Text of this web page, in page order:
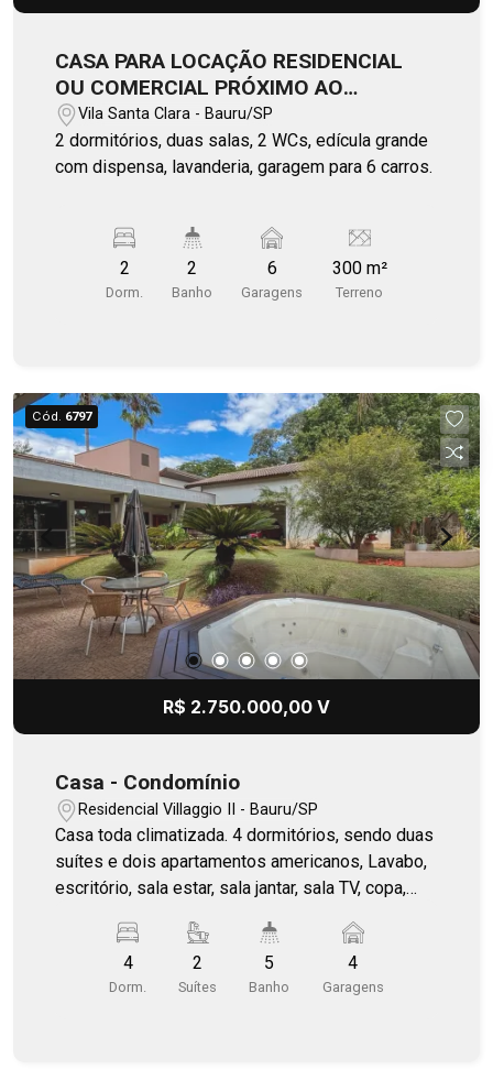
CASA PARA LOCAÇÃO RESIDENCIAL
OU COMERCIAL PRÓXIMO AO
SUPERMERCADO TAUSTE DA RIO
BRANCO
Vila Santa Clara - Bauru/SP
2 dormitórios, duas salas, 2 WCs, edícula grande
com dispensa, lavanderia, garagem para 6 carros.
2
Dorm.
2
Banho
6
Garagens
300 m²
Terreno
Cód. 6797
R$ 2.750.000,00 V
Casa - Condomínio
Residencial Villaggio II - Bauru/SP
Casa toda climatizada. 4 dormitórios, sendo duas
suítes e dois apartamentos americanos, Lavabo,
escritório, sala estar, sala jantar, sala TV, copa,
4 pessoas, gourmet com churrasqueira e forno
de pizza. Ótima localização no condomínio.
4
Dorm.
2
Suítes
5
Banho
4
Garagens